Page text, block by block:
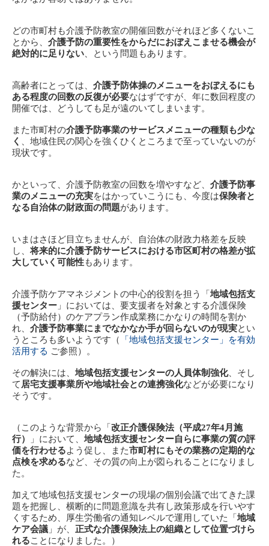
どの市町村も介護予防教室の開催回数がそれほど多くないこ
とから、 介護予防の重要性をからだにおぼえこませる機会が
絶対的に足りない 、という問題もあります。
高齢者にとっては、 介護予防体操のメニューをおぼえるにも
ある程度の回数の反復が必要なはずですが、年に数回程度の
開催では、どうしても足が遠のいてしまいます。
また市町村の介護予防事業のサービスメニューの種類も少な
く
、地域住民の関心を強くひくところまで至っていないのが
現状です。
かといって、介護予防教室の回数を増やすなど、 介護予防事
業のメニューの充実をはかっていこうにも、今度は保険者と
なる自治体の財政面の問題があります。
いまはさほど目立ちませんが、自治体の財政力格差を反映
し、将来的に介護予防サービスにおける市区町村の格差が拡
大していく可能性もあります。
介護予防ケアマネジメントの中心的役割を担う「 地域包括支
援センター 」においては、要支援者を対象とする介護保険
（予防給付）のケアプラン作成業務にかなりの時間を割か
れ、 介護予防事業にまでなかなか手が回らないのが現実とい
うところも多いようです（
「地域包括支援センター」を有効
活用する ご参照）。
その解決には、 地域包括支援センターの人員体制強化、そし
て 居宅支援事業所や地域社会との連携強化などが必要になり
そうです。
（このような背景から「 改正介護保険法（平成27年4月施
行）
」において、 地域包括支援センター自らに事業の質の評
価を行わせるよう促し、また市町村にもその業務の定期的な
点検を求めるなど、その質の向上が図られることになりまし
た。
加えて地域包括支援センターの現場の個別会議で出てきた課
題を把握し、横断的に問題意識を共有し政策形成を行いやす
くするため、厚生労働省の通知レベルで運用していた「 地域
ケア会議 」が、 正式な介護保険法上の組織として位置づけら
れることになりました。）